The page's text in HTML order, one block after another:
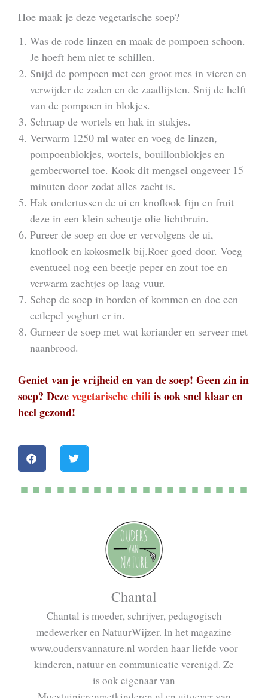
Hoe maak je deze vegetarische soep?
Was de rode linzen en maak de pompoen schoon.
Je hoeft hem niet te schillen.
Snijd de pompoen met een groot mes in vieren en
verwijder de zaden en de zaadlijsten. Snij de helft
van de pompoen in blokjes.
Schraap de wortels en hak in stukjes.
Verwarm 1250 ml water en voeg de linzen,
pompoenblokjes, wortels, bouillonblokjes en
gemberwortel toe. Kook dit mengsel ongeveer 15
minuten door zodat alles zacht is.
Hak ondertussen de ui en knoflook fijn en fruit
deze in een klein scheutje olie lichtbruin.
Pureer de soep en doe er vervolgens de ui,
knoflook en kokosmelk bij.Roer goed door. Voeg
eventueel nog een beetje peper en zout toe en
verwarm zachtjes op laag vuur.
Schep de soep in borden of kommen en doe een
eetlepel yoghurt er in.
Garneer de soep met wat koriander en serveer met
naanbrood.
Geniet van je vrijheid en van de soep! Geen zin in
soep? Dezevegetarische chiliis ook snel klaar en
heel gezond!
Chantal
Chantal is moeder, schrijver, pedagogisch
medewerker en NatuurWijzer. In het magazine
www.oudersvannature.nl worden haar liefde voor
kinderen, natuur en communicatie verenigd. Ze
is ook eigenaar van